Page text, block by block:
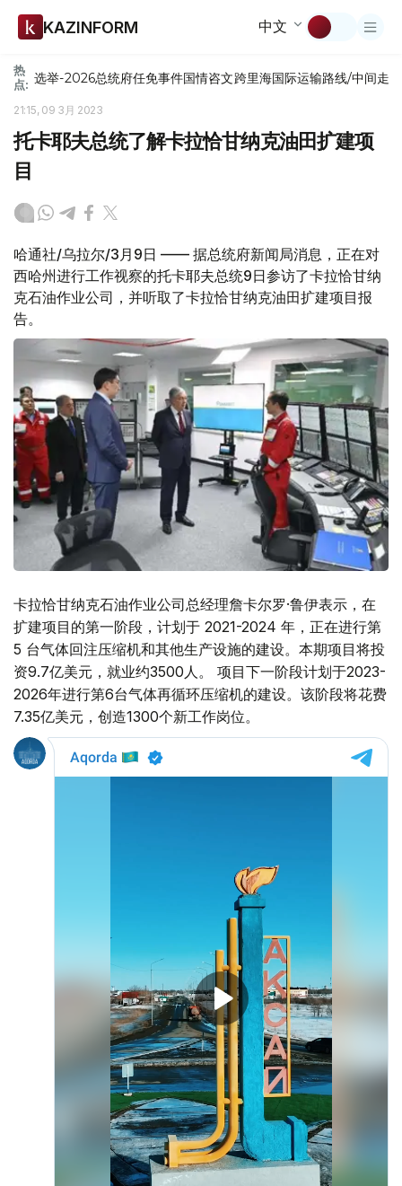
KAZINFORM 中文
热
点: 选举-2026总统府任免事件国情咨文跨里海国际运输路线/中间走廊
21:15, 09 3月 2023
托卡耶夫总统了解卡拉恰甘纳克油田扩建项
目
哈通社/乌拉尔/3月9日 —— 据总统府新闻局消息，正在对
西哈州进行工作视察的托卡耶夫总统9日参访了卡拉恰甘纳
克石油作业公司，并听取了卡拉恰甘纳克油田扩建项目报
告。
卡拉恰甘纳克石油作业公司总经理詹卡尔罗·鲁伊表示，在
扩建项目的第一阶段，计划于 2021-2024 年，正在进行第
5 台气体回注压缩机和其他生产设施的建设。本期项目将投
资9.7亿美元，就业约3500人。 项目下一阶段计划于2023-
2026年进行第6台气体再循环压缩机的建设。该阶段将花费
7.35亿美元，创造1300个新工作岗位。